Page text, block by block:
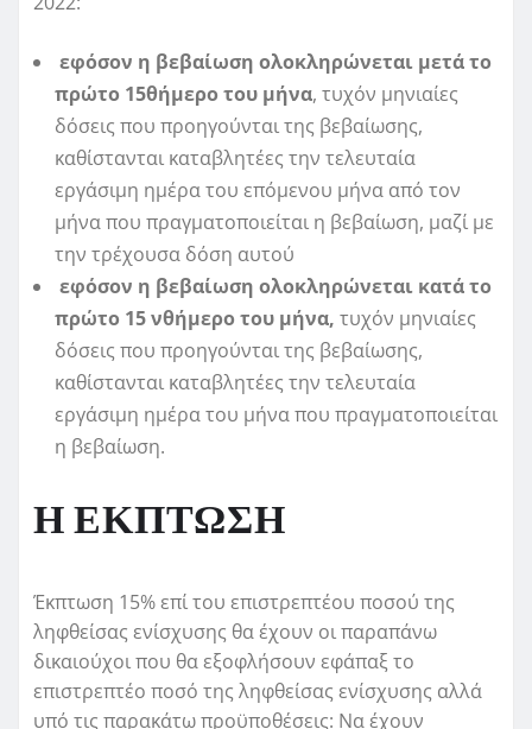
εφόσον η βεβαίωση ολοκληρώνεται μετά το
πρώτο 15θήμερο του μήνα, τυχόν μηνιαίες
δόσεις που προηγούνται της βεβαίωσης,
καθίστανται καταβλητέες την τελευταία
εργάσιμη ημέρα του επόμενου μήνα από τον
μήνα που πραγματοποιείται η βεβαίωση, μαζί με
την τρέχουσα δόση αυτού
εφόσον η βεβαίωση ολοκληρώνεται κατά το
πρώτο 15 νθήμερο του μήνα, τυχόν μηνιαίες
δόσεις που προηγούνται της βεβαίωσης,
καθίστανται καταβλητέες την τελευταία
εργάσιμη ημέρα του μήνα που πραγματοποιείται
η βεβαίωση.
Η ΕΚΠΤΩΣΗ
Έκπτωση 15% επί του επιστρεπτέου ποσού της
ληφθείσας ενίσχυσης θα έχουν οι παραπάνω
δικαιούχοι που θα εξοφλήσουν εφάπαξ το
επιστρεπτέο ποσό της ληφθείσας ενίσχυσης αλλά
υπό τις παρακάτω προϋποθέσεις: Να έχουν